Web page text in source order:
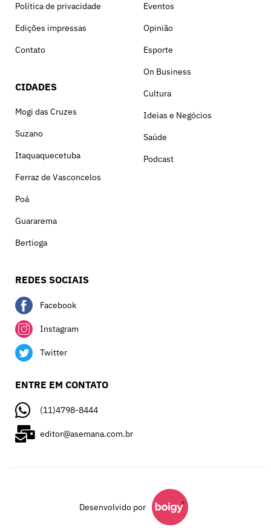
Política de privacidade
Edições impressas
Contato
CIDADES
Mogi das Cruzes
Suzano
Itaquaquecetuba
Ferraz de Vasconcelos
Poá
Guararema
Bertioga
Eventos
Opinião
Esporte
On Business
Cultura
Ideias e Negócios
Saúde
Podcast
REDES SOCIAIS
Facebook
Instagram
Twitter
ENTRE EM CONTATO
(11)4798-8444
editor@asemana.com.br
Desenvolvido por